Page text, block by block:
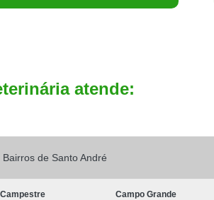
atende:
Bairros de Santo André
Campestre Campo Grande